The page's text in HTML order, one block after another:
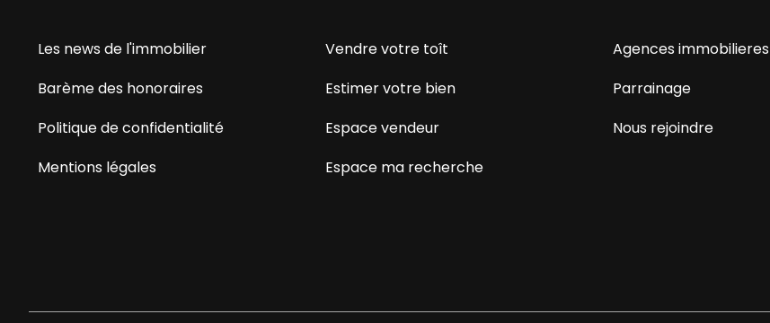
Les news de l'immobilier
Barème des honoraires
Politique de confidentialité
Mentions légales
Vendre votre toît
Estimer votre bien
Espace vendeur
Espace ma recherche
Agences immobilieres
Parrainage
Nous rejoindre